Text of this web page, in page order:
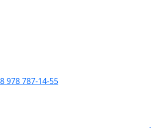
8 978 787-14-55